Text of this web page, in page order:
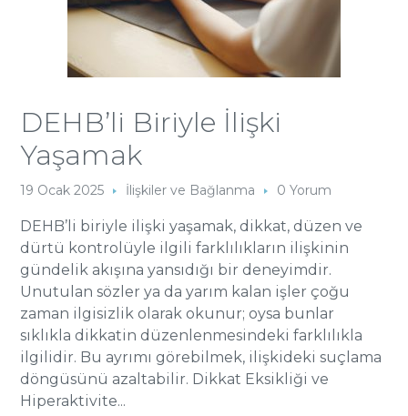
DEHB’li Biriyle İlişki
Yaşamak
19 Ocak 2025 İlişkiler ve Bağlanma 0 Yorum
DEHB’li biriyle ilişki yaşamak, dikkat, düzen ve
dürtü kontrolüyle ilgili farklılıkların ilişkinin
gündelik akışına yansıdığı bir deneyimdir.
Unutulan sözler ya da yarım kalan işler çoğu
zaman ilgisizlik olarak okunur; oysa bunlar
sıklıkla dikkatin düzenlenmesindeki farklılıkla
ilgilidir. Bu ayrımı görebilmek, ilişkideki suçlama
döngüsünü azaltabilir. Dikkat Eksikliği ve
Hiperaktivite...